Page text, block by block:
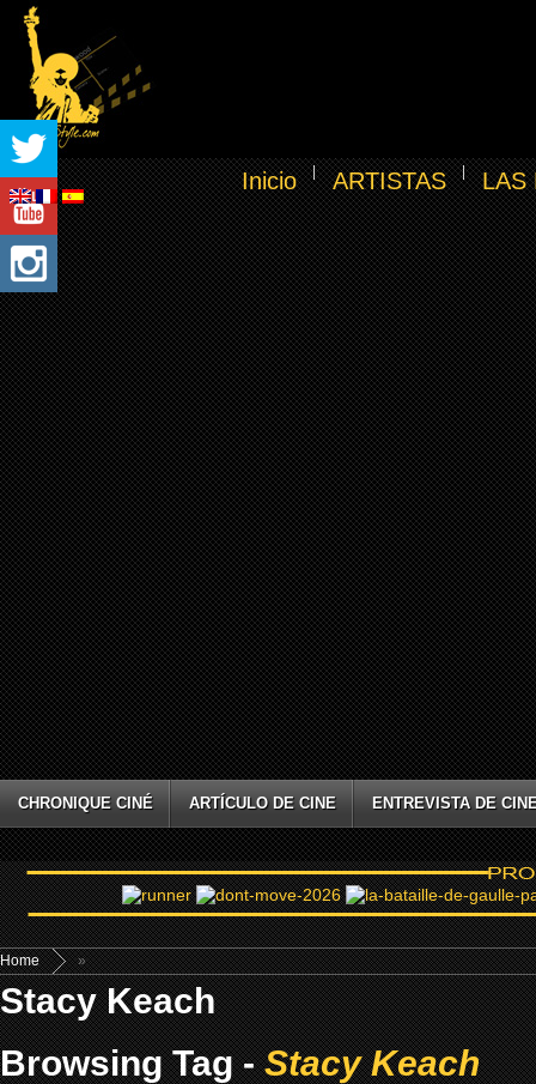
Inicio ARTISTAS LAS
CHRONIQUE CINÉ ARTÍCULO DE CINE ENTREVISTA DE
Home »
Stacy Keach
Browsing Tag -Stacy Keach